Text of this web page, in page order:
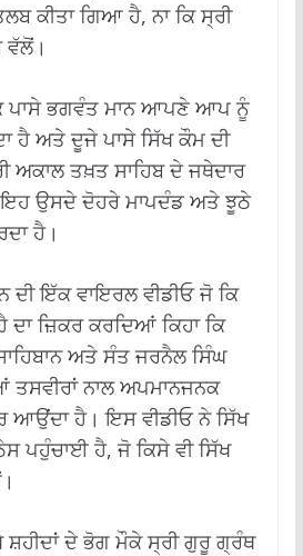
ਕੀਤਾ ਗਿਆ ਹੈ, ਨਾ ਕਿ ਸ੍ਰੀ
ਵੱਲੋਂ।
ਪਾਸੇ ਭਗਵੰਤ ਮਾਨ ਆਪਣੇ ਆਪ ਨੂੰ
ਹੈ ਅਤੇ ਦੂਜੇ ਪਾਸੇ ਸਿੱਖ ਕੌਮ ਦੀ
ਅਕਾਲ ਤਖ਼ਤ ਸਾਹਿਬ ਦੇ ਜਥੇਦਾਰ
ਉਸਦੇ ਦੋਹਰੇ ਮਾਪਦੰਡ ਅਤੇ ਝੂਠੇ
ਹੈ।
ਦੀ ਇੱਕ ਵਾਇਰਲ ਵੀਡੀਓ ਜੋ ਕਿ
ਦਾ ਜ਼ਿਕਰ ਕਰਦਿਆਂ ਕਿਹਾ ਕਿ
ਅਤੇ ਸੰਤ ਜਰਨੈਲ ਸਿੰਘ
ਤਸਵੀਰਾਂ ਨਾਲ ਅਪਮਾਨਜਨਕ
ਆਉਂਦਾ ਹੈ। ਇਸ ਵੀਡੀਓ ਨੇ ਸਿੱਖ
ਪਹੁੰਚਾਈ ਹੈ, ਜੋ ਕਿਸੇ ਵੀ ਸਿੱਖ
ਸ਼ਹੀਦਾਂ ਦੇ ਭੋਗ ਮੌਕੇ ਸ੍ਰੀ ਗੁਰੂ ਗ੍ਰੰਥ